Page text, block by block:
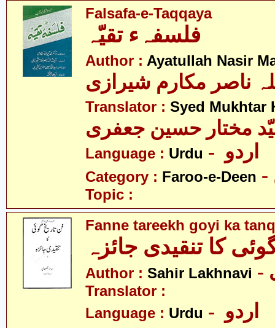
Falsafa-e-Taqqaya
فلسفہء تقیّہ
Author : Ayatullah Nasir
ناصر مکارم شیرازی
Translator : Syed Mukhtar
Language : Urdu
Category : Faroo-e-Deen
Topic :
Fanne tareekh goyi ka
کا تنقیدی جائزہ
Author : Sahir Lakhnavi
Translator :
Language : Urdu